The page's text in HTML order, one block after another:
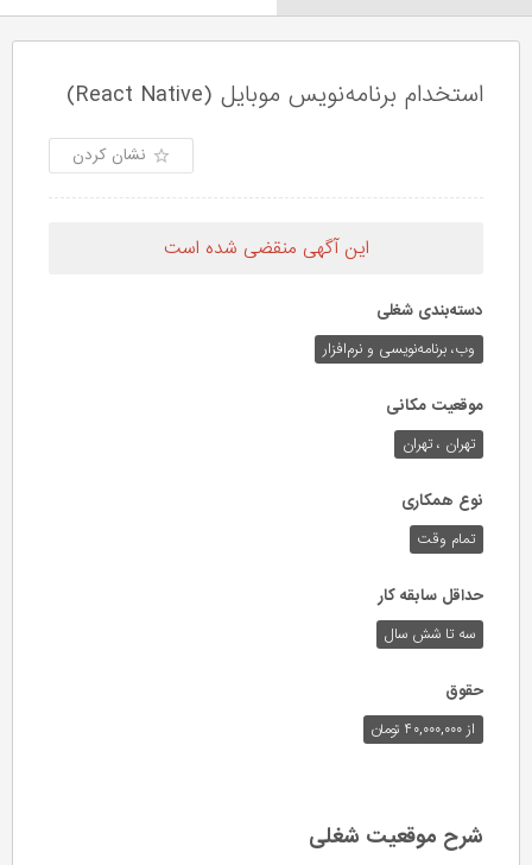
استخدام برنامه‌نویس موبایل (React Native)
نشان کردن
این آگهی منقضی شده است
دسته‌بندی شغلی
وب،‌ برنامه‌نویسی و نرم‌افزار
موقعیت مکانی
تهران ، تهران
نوع همکاری
تمام وقت
حداقل سابقه کار
سه تا شش سال
حقوق
از ۴۰,۰۰۰,۰۰۰ تومان
شرح موقعیت شغلی